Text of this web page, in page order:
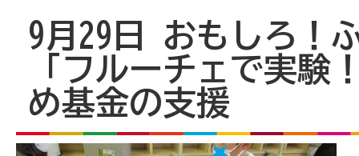
9月29日 おもしろ！
「フルーチェで実験
め基金の支援